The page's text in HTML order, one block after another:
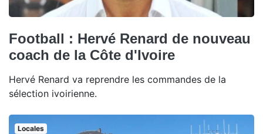
Football : Hervé Renard de nouveau
coach de la Côte d'Ivoire
Hervé Renard va reprendre les commandes de la
sélection ivoirienne.
Locales